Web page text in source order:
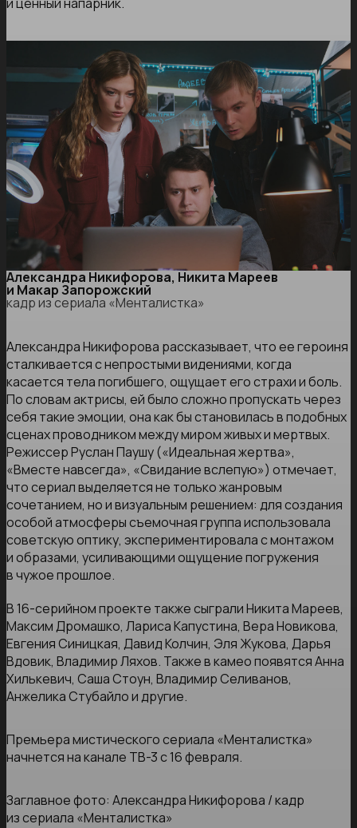
и ценный напарник.
Александра Никифорова, Никита Мареев
и Макар Запорожский
кадр из сериала «Менталистка»
Александра Никифорова рассказывает, что ее героиня
сталкивается с непростыми видениями, когда
касается тела погибшего, ощущает его страхи и боль.
По словам актрисы, ей было сложно пропускать через
себя такие эмоции, она как бы становилась в подобных
сценах проводником между миром живых и мертвых.
Режиссер Руслан Паушу («Идеальная жертва»,
«Вместе навсегда», «Свидание вслепую») отмечает,
что сериал выделяется не только жанровым
сочетанием, но и визуальным решением: для создания
особой атмосферы съемочная группа использовала
советскую оптику, экспериментировала с монтажом
и образами, усиливающими ощущение погружения
в чужое прошлое.
В 16-серийном проекте также сыграли Никита Мареев,
Максим Дромашко, Лариса Капустина, Вера Новикова,
Евгения Синицкая, Давид Колчин, Эля Жукова, Дарья
Вдовик, Владимир Ляхов. Также в камео появятся Анна
Хилькевич, Саша Стоун, Владимир Селиванов,
Анжелика Стубайло и другие.
Премьера мистического сериала «Менталистка»
начнется на канале ТВ-3 с 16 февраля.
Заглавное фото: Александра Никифорова / кадр
из сериала «Менталистка»